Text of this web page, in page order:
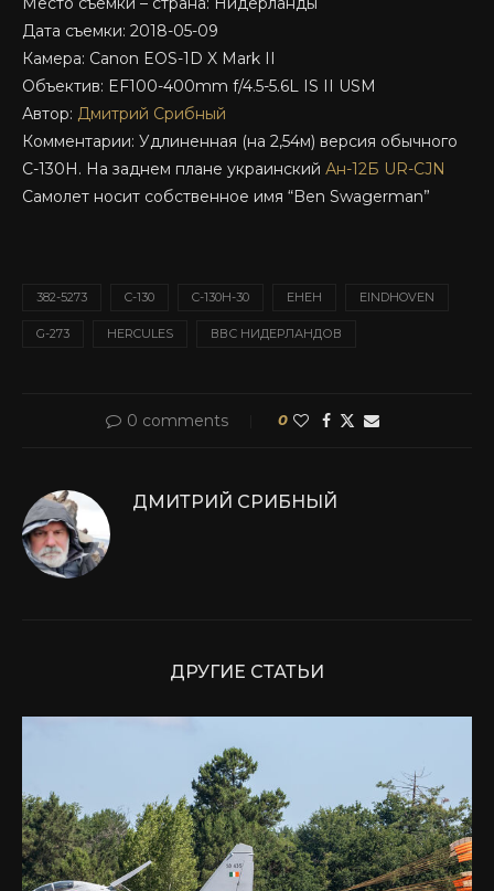
Дата съемки: 2018-05-09
Камера: Canon EOS-1D X Mark II
Объектив: EF100-400mm f/4.5-5.6L IS II USM
Автор: Дмитрий Срибный
Комментарии: Удлиненная (на 2,54м) версия обычного
C-130H. На заднем плане украинский Ан-12Б UR-CJN
Самолет носит собственное имя “Ben Swagerman”
382-5273 C-130 C-130H-30 EHEH EINDHOVEN
G-273 HERCULES ВВС НИДЕРЛАНДОВ
0 comments 0
ДМИТРИЙ СРИБНЫЙ
ДРУГИЕ СТАТЬИ